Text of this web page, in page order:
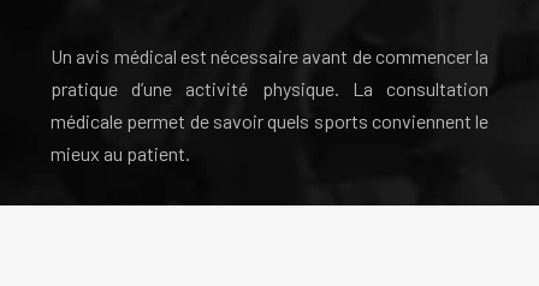
Un avis médical est nécessaire avant de commencer la
pratique d’une activité physique. La consultation
médicale permet de savoir quels sports conviennent le
mieux au patient.